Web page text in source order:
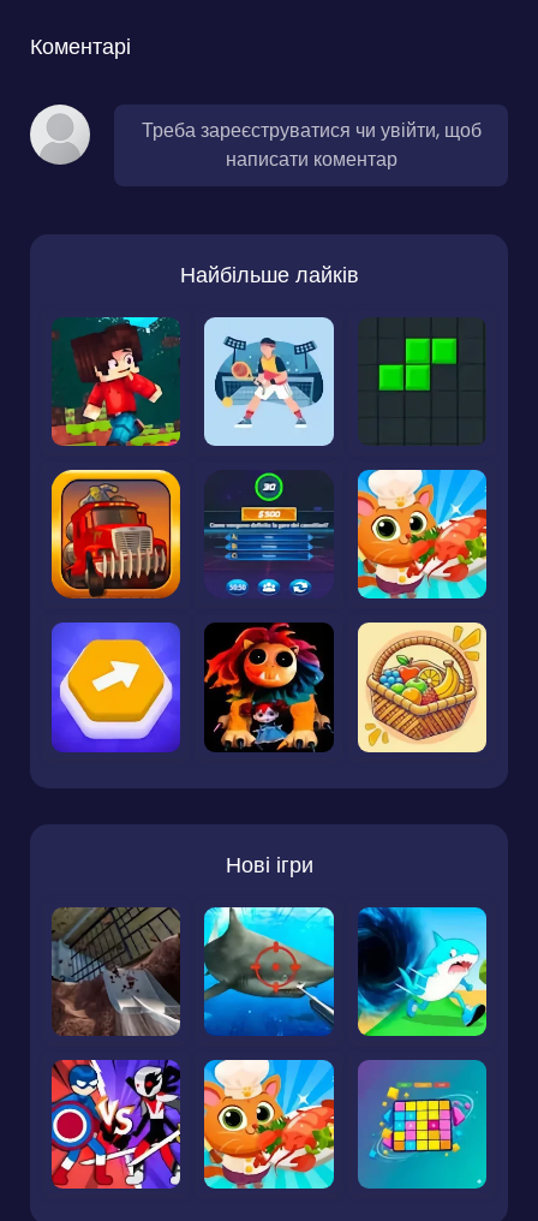
Коментарі
Треба зареєструватися чи увійти, щоб
написати коментар
Найбільше лайків
Нові ігри